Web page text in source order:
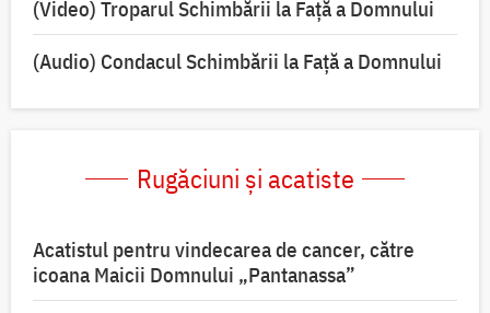
(Video) Troparul Schimbării la Față a Domnului
(Audio) Condacul Schimbării la Față a Domnului
Rugăciuni și acatiste
Acatistul pentru vindecarea de cancer, către
icoana Maicii Domnului „Pantanassa”